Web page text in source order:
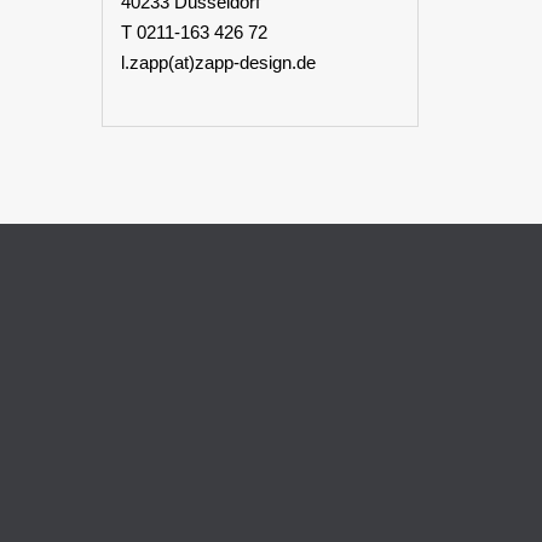
T 0211-163 426 72
l.zapp(at)zapp-design.de